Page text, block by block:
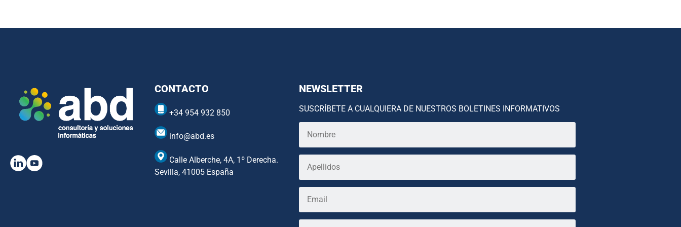
CONTACTO
+34 954 932 850
info@abd.es
Calle Alberche, 4A, 1º Derecha.
Sevilla, 41005 España
NEWSLETTER
SUSCRÍBETE A CUALQUIERA DE NUESTROS BOLETINES INFORMATIVOS